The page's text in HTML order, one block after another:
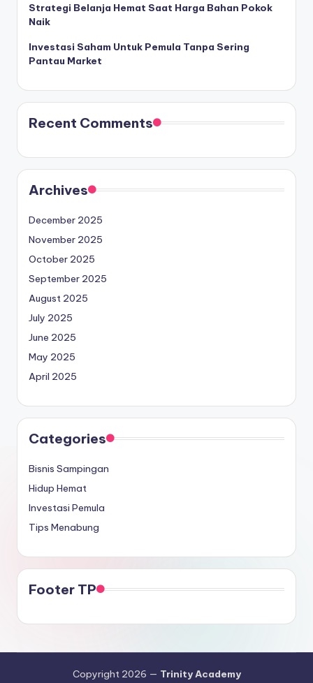
Strategi Belanja Hemat Saat Harga Bahan Pokok
Naik
Investasi Saham Untuk Pemula Tanpa Sering
Pantau Market
Recent Comments
Archives
December 2025
November 2025
October 2025
September 2025
August 2025
July 2025
June 2025
May 2025
April 2025
Categories
Bisnis Sampingan
Hidup Hemat
Investasi Pemula
Tips Menabung
Footer TP
Copyright 2026 — Trinity Academy